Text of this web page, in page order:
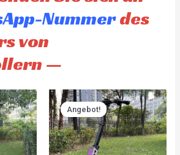
Nummerdes
von
—
Current
price
is:
CHF 3'733.00.
Angebot!
Angebot!
Original
price
was:
CHF 4'845.00.
Current
price
is:
CHF